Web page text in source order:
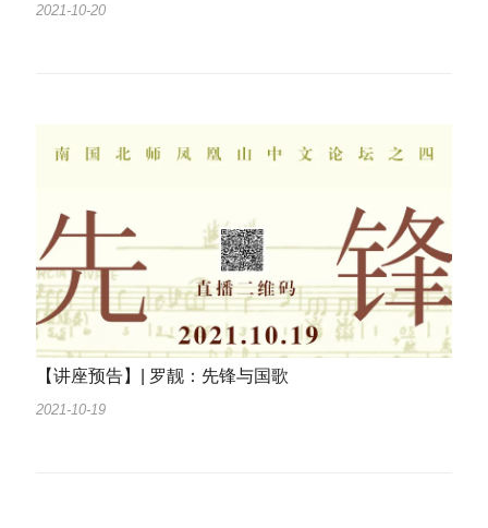
2021-10-20
【讲座预告】| 罗靓：先锋与国歌
2021-10-19